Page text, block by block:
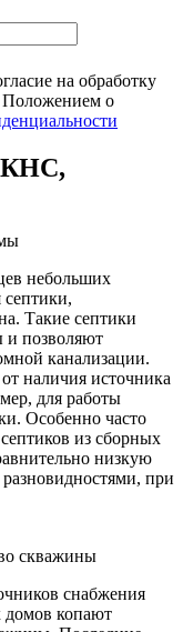
на обработку
Положением о
КНС,
небольших
Такие септики
и позволяют
канализации.
наличия источника
для работы
Особенно часто
из сборных
низкую
при
скважины
снабжения
домов копают